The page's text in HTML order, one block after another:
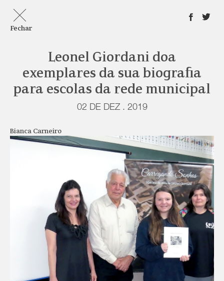
Fechar
Leonel Giordani doa
exemplares da sua biografia
para escolas da rede municipal
02 DE DEZ . 2019
Bianca Carneiro